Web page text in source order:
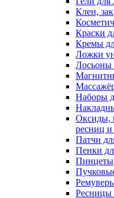
Клеи,
Краски
Кремы
Ложки
Лосьоны
Наборы
Оксиды,
ресниц и
Патчи
Пенки
Пинцеты
Ресницы